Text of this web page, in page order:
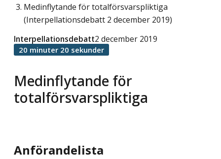
Medinflytande för totalförsvarspliktiga
(Interpellationsdebatt 2 december 2019)
Medinflytande för
totalförsvarspliktiga
Interpellationsdebatt2 december 2019
20 minuter 20 sekunder
Anförandelista